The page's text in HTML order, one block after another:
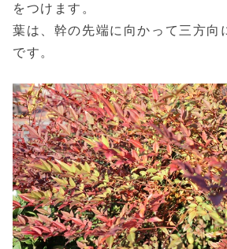
をつけます。
葉は、幹の先端に向かって三方向
です。